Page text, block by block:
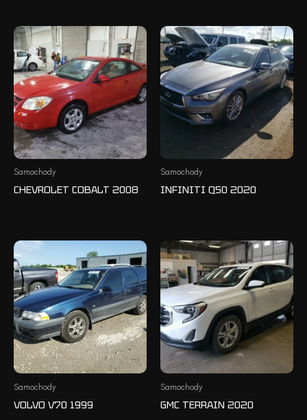
Samochody
CHEVROLET COBALT 2008
Samochody
INFINITI Q50 2020
Samochody
VOLVO V70 1999
Samochody
GMC TERRAIN 2020